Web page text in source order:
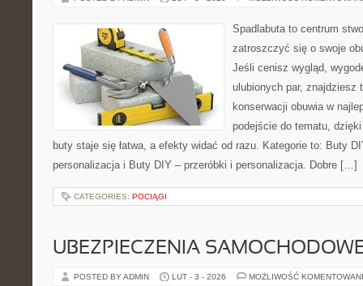
Spadlabuta to centrum
zatroszczyć się o swoje
Jeśli cenisz wygląd,
ulubionych par, znajdziesz
konserwacji obuwia w
podejście do tematu,
buty staje się łatwa, a efekty widać od razu. Kategorie to: Buty
personalizacja i Buty DIY – przeróbki i personalizacja. Dobre […]
CATEGORIES: POCIĄGI
UBEZPIECZENIA
POSTED BY ADMIN LUT - 3 - 2026 MOŻLIWOŚĆ